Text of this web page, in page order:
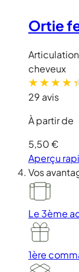
Ortie
cheveux
29 avis
À partir de
5,50 €
Aperçu
Vos
Le 3ème
1ère